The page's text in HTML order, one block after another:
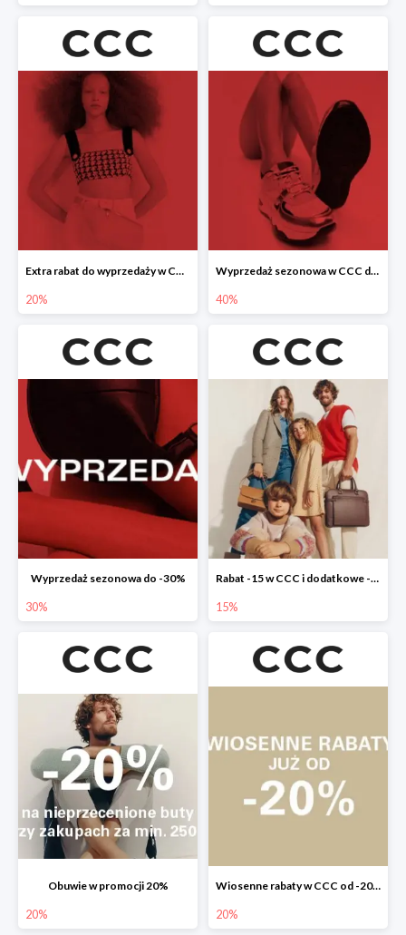
Extra rabat do wyprzedaży w CCC -20%
20%
Wyprzedaż sezonowa w CCC do -40%
40%
Wyprzedaż sezonowa do -30%
30%
Rabat -15 w CCC i dodatkowe -20% dla klubowiczów
15%
Obuwie w promocji 20%
20%
Wiosenne rabaty w CCC od -20%
20%